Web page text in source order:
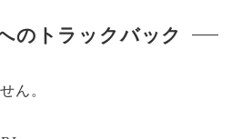
のトラックバック
ん。